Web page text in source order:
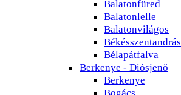
Balatonfüred
Balatonlelle
Balatonvilágos
Békésszentandrás
Bélapátfalva
Berkenye - Diósjenő
Berkenye
Bogács